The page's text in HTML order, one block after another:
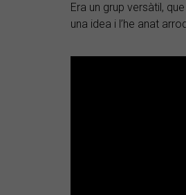
Era un grup versàtil,
una idea i l’he anat